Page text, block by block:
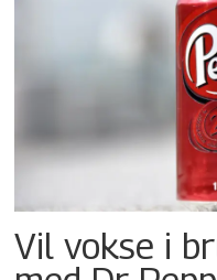
Vil vokse i